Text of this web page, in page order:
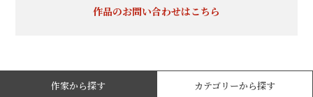
作品のお問い合わせはこちら
作家から探す カテゴリーから探す